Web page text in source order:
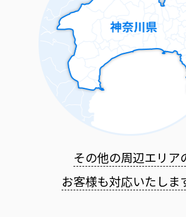
その他の周辺エリア
お客様も対応いたしま